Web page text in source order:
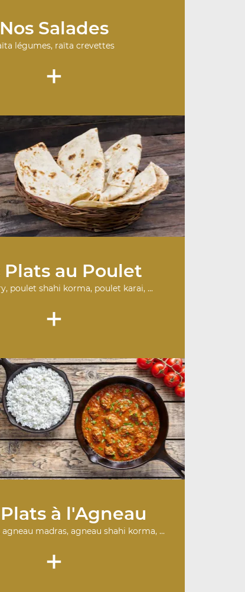
Nos Salades
légumes, raïta crevettes
+
Plats au Poulet
poulet shahi korma, poulet karai, ...
+
à l'Agneau
madras, agneau shahi korma, ...
+